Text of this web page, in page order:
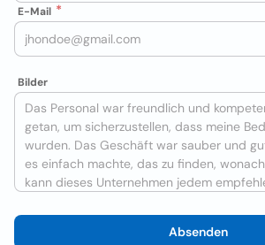
E-Mail
Bilder
Absenden